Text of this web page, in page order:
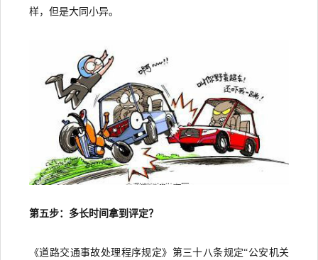
样，但是大同小异。
第五步：多长时间拿到评定？
《道路交通事故处理程序规定》第三十八条规定“公安机关